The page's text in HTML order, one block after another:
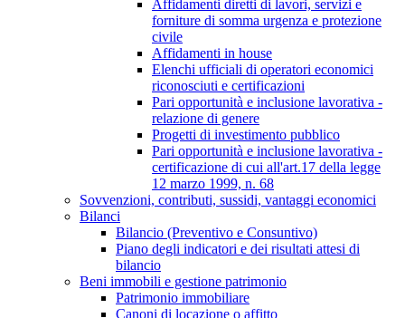
Affidamenti diretti di lavori, servizi e
forniture di somma urgenza e protezione
civile
Affidamenti in house
Elenchi ufficiali di operatori economici
riconosciuti e certificazioni
Pari opportunità e inclusione lavorativa -
relazione di genere
Progetti di investimento pubblico
Pari opportunità e inclusione lavorativa -
certificazione di cui all'art.17 della legge
12 marzo 1999, n. 68
Sovvenzioni, contributi, sussidi, vantaggi economici
Bilanci
Bilancio (Preventivo e Consuntivo)
Piano degli indicatori e dei risultati attesi di
bilancio
Beni immobili e gestione patrimonio
Patrimonio immobiliare
Canoni di locazione o affitto